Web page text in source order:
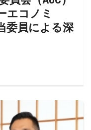
エコノミ
委員による深